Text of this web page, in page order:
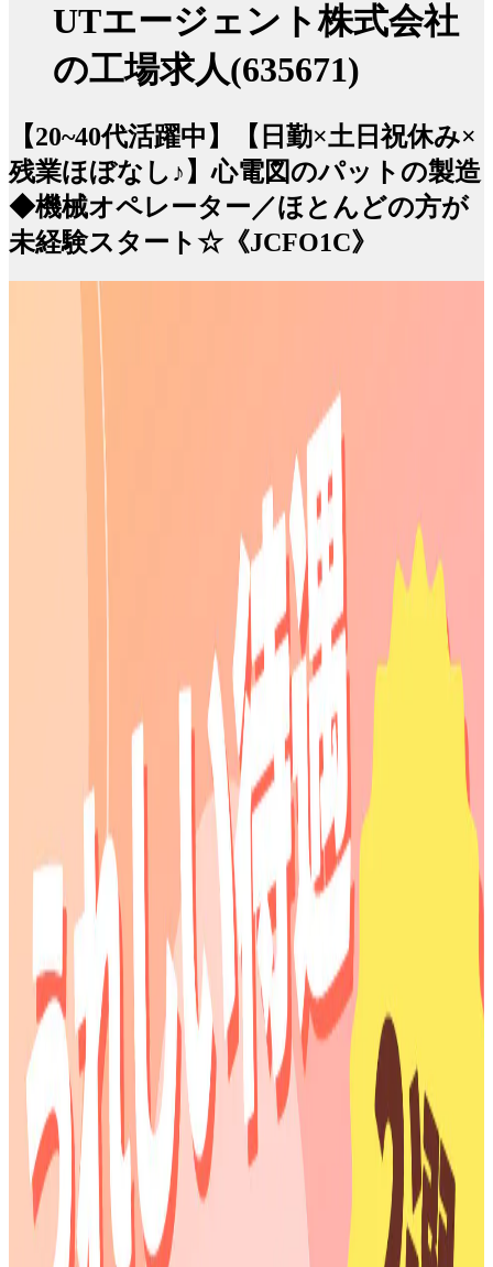
UTエージェント株式会社
の工場求人(635671)
【20~40代活躍中】【日勤×土日祝休み×
残業ほぼなし♪】心電図のパットの製造
◆機械オペレーター／ほとんどの方が
未経験スタート☆《JCFO1C》